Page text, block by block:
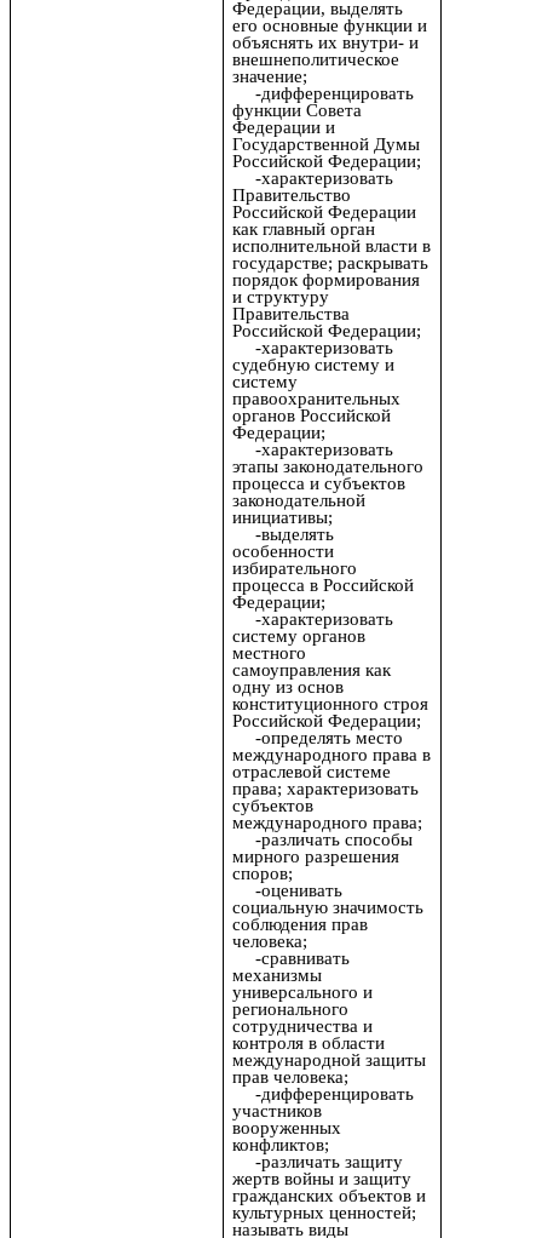
Федерации, выделять
его основные функции и
объяснять их внутри- и
внешнеполитическое
значение;
-дифференцировать
функции Совета
Федерации и
Государственной Думы
Российской Федерации;
-характеризовать
Правительство
Российской Федерации
как главный орган
исполнительной власти в
государстве; раскрывать
порядок формирования
и структуру
Правительства
Российской Федерации;
-характеризовать
судебную систему и
систему
правоохранительных
органов Российской
Федерации;
-характеризовать
этапы законодательного
процесса и субъектов
законодательной
инициативы;
-выделять
особенности
избирательного
процесса в Российской
Федерации;
-характеризовать
систему органов
местного
самоуправления как
одну из основ
конституционного строя
Российской Федерации;
-определять место
международного права в
отраслевой системе
права; характеризовать
субъектов
международного права;
-различать способы
мирного разрешения
споров;
-оценивать
социальную значимость
соблюдения прав
человека;
-сравнивать
механизмы
универсального и
регионального
сотрудничества и
контроля в области
международной защиты
прав человека;
-дифференцировать
участников
вооруженных
конфликтов;
-различать защиту
жертв войны и защиту
гражданских объектов и
культурных ценностей;
называть виды